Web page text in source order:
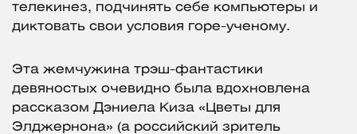
телекинез, подчинять себе компьютеры и
диктовать свои условия горе-ученому.
Эта жемчужина трэш-фантастики
девяностых очевидно была вдохновлена
рассказом Дэниела Киза «Цветы для
Элджернона» (а российский зритель